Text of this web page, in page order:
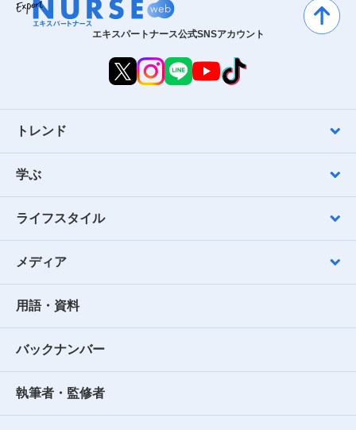
エキスパートナース公式SNSアカウント
トレンド
学ぶ
ライフスタイル
メディア
用語・資料
バックナンバー
執筆者・監修者